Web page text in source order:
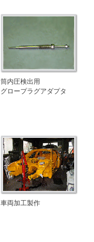
筒内圧検出用
グロープラグアダプタ
車両加工製作